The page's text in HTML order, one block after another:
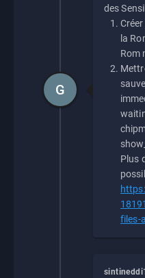
des
la
Rom
Plus
files-
G